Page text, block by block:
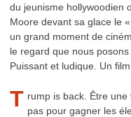
du jeunisme hollywoodien
Moore devant sa glace le
un grand moment de
le regard que nous
Puissant et ludique. Un film
T rump is back. Être
pas pour gagner les